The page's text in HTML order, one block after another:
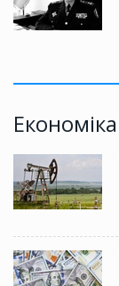
Економіка